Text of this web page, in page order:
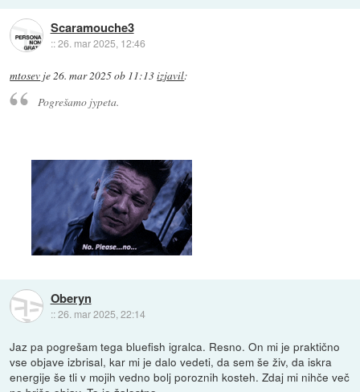
Scaramouche3
::26. mar 2025, 12:46
mtosev je26. mar 2025 ob 11:13izjavil:
Pogrešamo jypeta.
Oberyn
::26. mar 2025, 22:14
Jaz pa pogrešam tega bluefish igralca. Resno. On mi je praktično
vse objave izbrisal, kar mi je dalo vedeti, da sem še živ, da iskra
energije še tli v mojih vedno bolj poroznih kosteh. Zdaj mi nihče več